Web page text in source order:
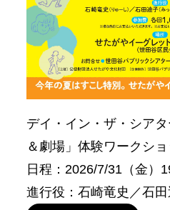
デイ・イン・ザ・シア
＆劇場」体験ワークシ
日程：2026/7/31（金）
進行役：石崎竜史／石